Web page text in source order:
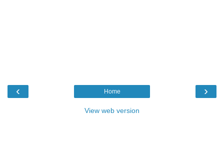
‹ ›
Home
View web version